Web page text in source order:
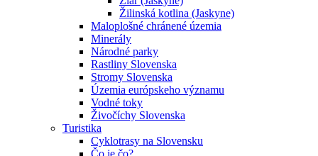
Žilinská kotlina (Jaskyne)
Maloplošné chránené územia
Minerály
Národné parky
Rastliny Slovenska
Stromy Slovenska
Územia európskeho významu
Vodné toky
Živočíchy Slovenska
Turistika
Cyklotrasy na Slovensku
Čo je čo?